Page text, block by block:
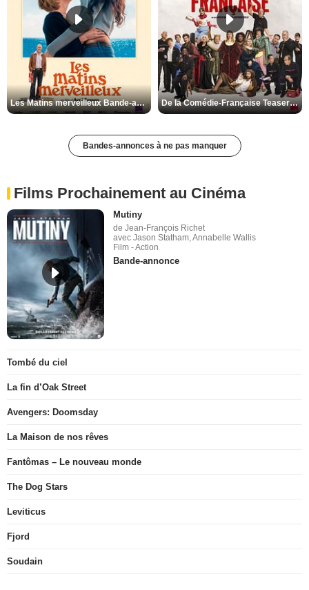
Les Matins merveilleux Bande-annonce VF De la Comédie-Française Teaser VF
Bandes-annonces à ne pas manquer
Films Prochainement au Cinéma
Mutiny
de Jean-François Richet
avec Jason Statham, Annabelle Wallis
Film - Action
Bande-annonce
Tombé du ciel
La fin d’Oak Street
Avengers: Doomsday
La Maison de nos rêves
Fantômas – Le nouveau monde
The Dog Stars
Leviticus
Fjord
Soudain